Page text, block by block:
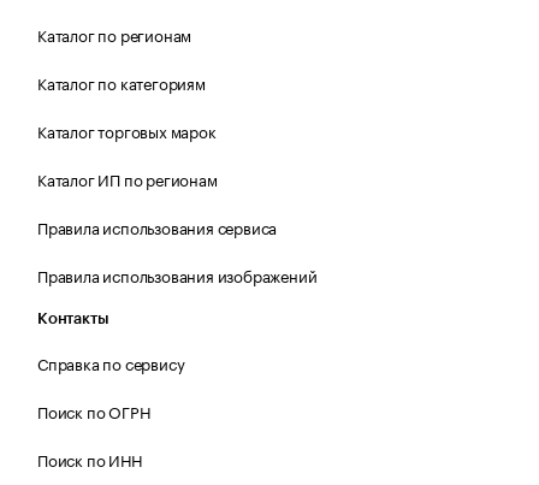
Каталог по регионам
Каталог по категориям
Каталог торговых марок
Каталог ИП по регионам
Правила использования сервиса
Правила использования изображений
Контакты
Справка по сервису
Поиск по ОГРН
Поиск по ИНН